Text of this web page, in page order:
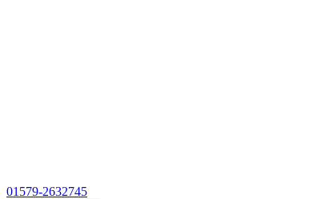
01579-2632745